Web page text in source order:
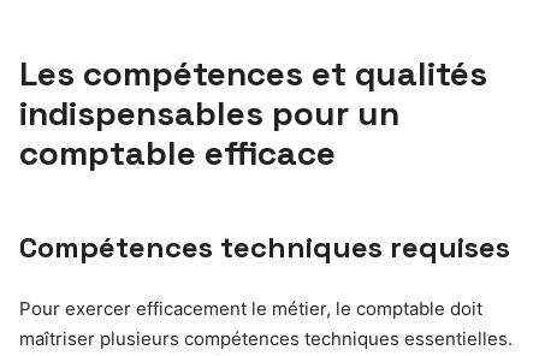
Les compétences et qualités
indispensables pour un
comptable efficace
Compétences techniques requises
Pour exercer efficacement le métier, le comptable doit
maîtriser plusieurs compétences techniques essentielles.